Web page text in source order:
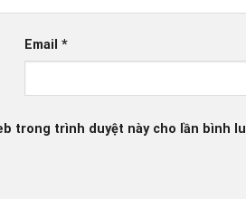
Email*
trong trình duyệt này cho lần bình